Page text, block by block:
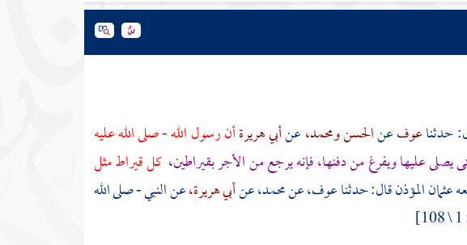
حدثناعوفعنالحسنومحمد،عنأبي هريرةأن رسول الله - صلى الله عليه
يصلى عليها ويفرغ من دفنها، فإنه يرجع من الأجر بقيراطين، كل قيراط مثل
عثمان المؤذنقال: حدثناعوف،عنمحمد،عنأبي هريرة،عن النبي - صلى الله